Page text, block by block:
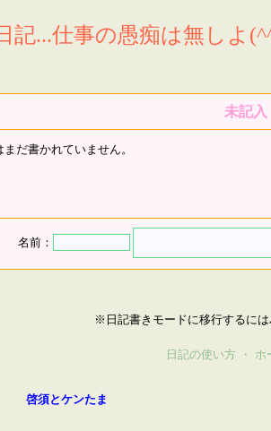
記...仕事の愚痴は無しよ
未記入
だ書かれていません。
名前：
※日記書きモードに移行するには
日記の使い方 ・ ホ
啓須とケンたま